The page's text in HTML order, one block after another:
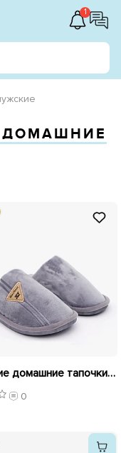
1
ДОМАШНИЕ
Мужские домашние тапочки с закрытым носком 593199 Серый
0